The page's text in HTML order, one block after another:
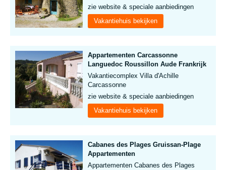
zie website & speciale aanbiedingen
Vakantiehuis bekijken
Appartementen Carcassonne
Languedoc Roussillon Aude Frankrijk
Vakantiecomplex Villa d'Achille
Carcassonne
zie website & speciale aanbiedingen
Vakantiehuis bekijken
Cabanes des Plages Gruissan-Plage
Appartementen
Appartementen Cabanes des Plages